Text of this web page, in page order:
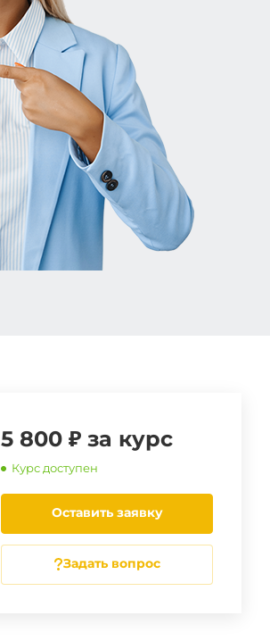
5 800 ₽ за курс
Курс доступен
Оставить заявку
Задать вопрос